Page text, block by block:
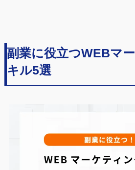
副業に役立つWEBマ
キル5選